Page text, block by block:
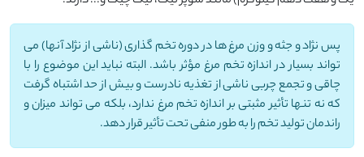
پس نژاد و جثه و وزن مرغ ها در دوره تخم گذاری (ناشی از نژاد آنها) می
تواند بسیار در اندازه تخم مرغ مؤثر باشد. البته نباید این موضوع را با
چاقی و تجمع چربی ناشی از تغذیه نادرست و بیش از حد اشتباه گرفت
که نه تنها تأثیر مثبتی بر اندازه تخم مرغ ندارد، بلکه می تواند میزان و
راندمان تولید تخم را به طور منفی تحت تأثیر قرار دهد.